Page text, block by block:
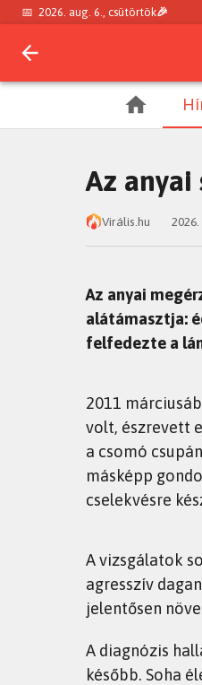
📅 2026. aug. 6., csütörtök🎉
Az
Virális.hu
Az anyai
alátámasztja:
felfedezte a
2011
volt, észrevett
a csomó
másképp
cselekvésre
A vizsgálatok
agresszív
jelentősen
A diagnózis
később. Soha